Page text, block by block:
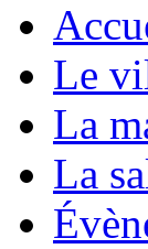
Le
La
La